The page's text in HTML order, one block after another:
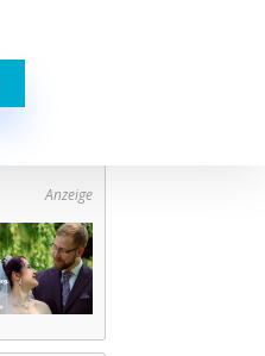
Anzeige